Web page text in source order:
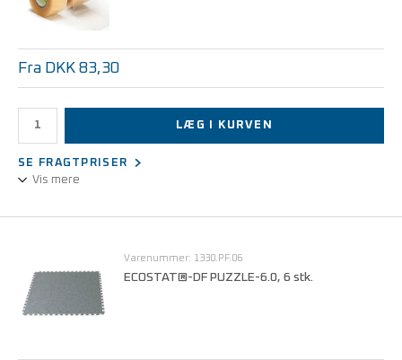
Pris pr. rl. v/1 rl.
Pris pr. rl. v/10 rl. DKK 161,10
Fra DKK 83,30
LÆG I KURVEN
SE FRAGTPRISER
Vis mere
Pris pr. rl. v/10 rl.
Pris pr. rl. v/50 rl.
Varenummer: 1330.PF.06
ECOSTAT®-DF PUZZLE-6.0, 6 stk.